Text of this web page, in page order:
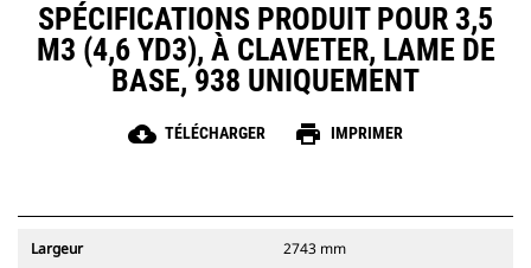
SPÉCIFICATIONS PRODUIT POUR 3,5
M3 (4,6 YD3), À CLAVETER, LAME DE
BASE, 938 UNIQUEMENT
cloud_download TÉLÉCHARGER print IMPRIMER
Largeur 2743 mm